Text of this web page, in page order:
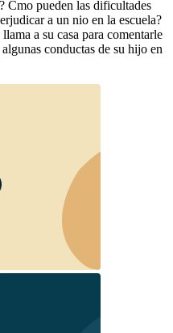
Cmo pueden las dificultades
a un nio en la escuela?
a su casa para comentarle
conductas de su hijo en